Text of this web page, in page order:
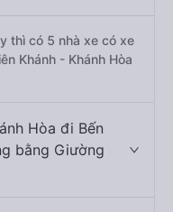
thì có 5 nhà xe có xe
Khánh - Khánh Hòa
Hòa đi Bến
bằng Giường